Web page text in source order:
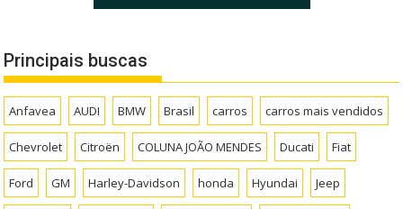
Principais buscas
Anfavea AUDI BMW Brasil carros carros mais vendidos
Chevrolet Citroën COLUNA JOÃO MENDES Ducati Fiat
Ford GM Harley-Davidson honda Hyundai Jeep